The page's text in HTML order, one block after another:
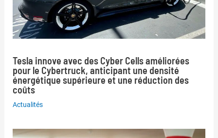
Tesla innove avec des Cyber Cells améliorées
pour le Cybertruck, anticipant une densité
énergétique supérieure et une réduction des
coûts
Actualités